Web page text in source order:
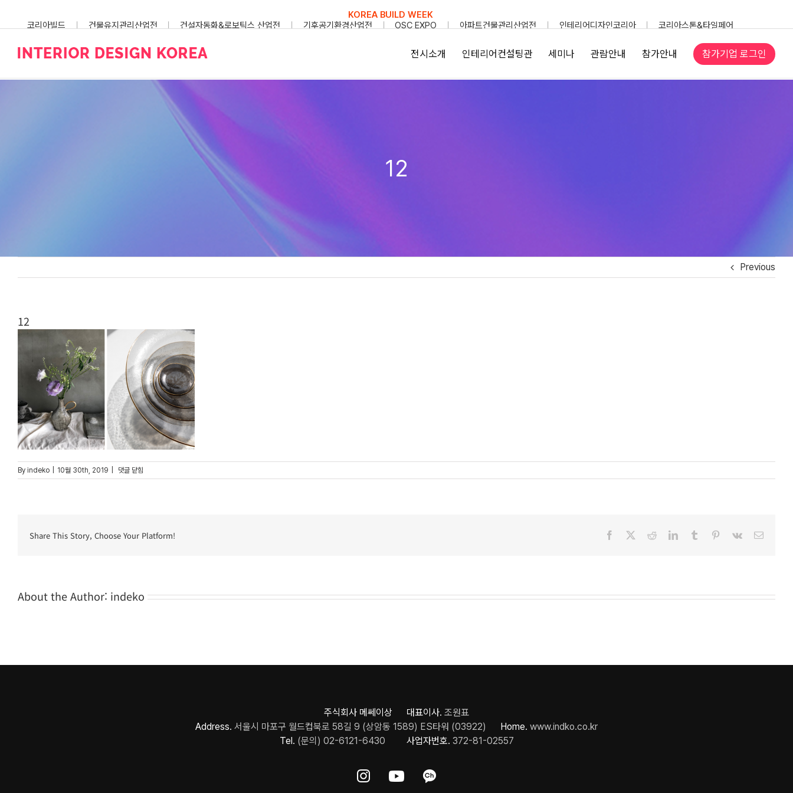
KOREA BUILD WEEK
코리아빌드
건물유지관리산업전 건설자동화&로보틱스 산업전 기후공기환경산업전 OSC EXPO 아파트건물관리산업전 인테리어디자인코리아
코리아스톤&타일페어
전시소개 인테리어컨설팅관 세미나 관람안내 참가안내 참가기업 로그인
12
Previous
12
By indeko 10월 30th, 2019 12
댓글 닫힘
Share This Story, Choose Your Platform! Facebook RedditLinkedInTumblr Pinterest
Vk Email
About the Author: indeko
주식회사 메쎄이상 대표이사. 조원표
Address. 서울시 마포구 월드컵북로 58길 9 (상암동 1589) ES타워 (03922) Home. www.indko.co.kr
Tel. (문의) 02-6121-6430 사업자번호. 372-81-02557